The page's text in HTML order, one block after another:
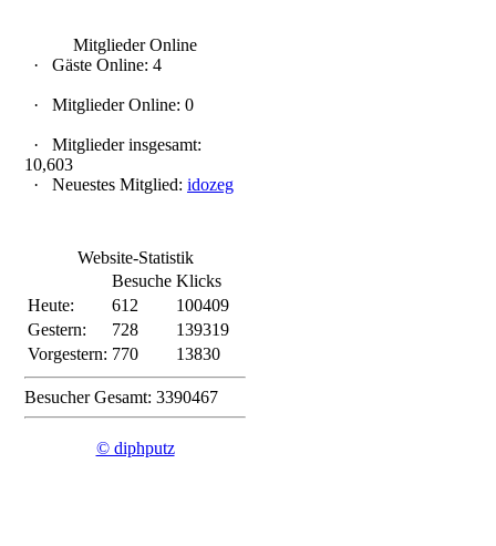
Mitglieder Online
·
Gäste Online: 4
· Mitglieder Online: 0
·
Mitglieder insgesamt:
10,603
·
Neuestes Mitglied: idozeg
Website-Statistik
Besuche Klicks
Heute:
612
100409
Gestern:
728
139319
Vorgestern: 770 13830
Besucher Gesamt: 3390467
© diphputz